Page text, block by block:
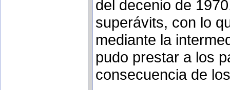
del decenio de
superávits, con lo
mediante la
pudo prestar a los
consecuencia de